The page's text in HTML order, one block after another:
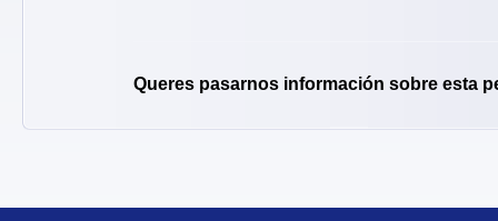
Queres pasarnos información sobre esta